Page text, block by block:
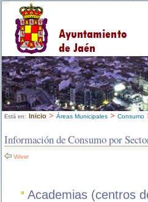
Está en: Inicio > Áreas Municipales > Consumo
Información de Consumo por
Volver
Academias (centros